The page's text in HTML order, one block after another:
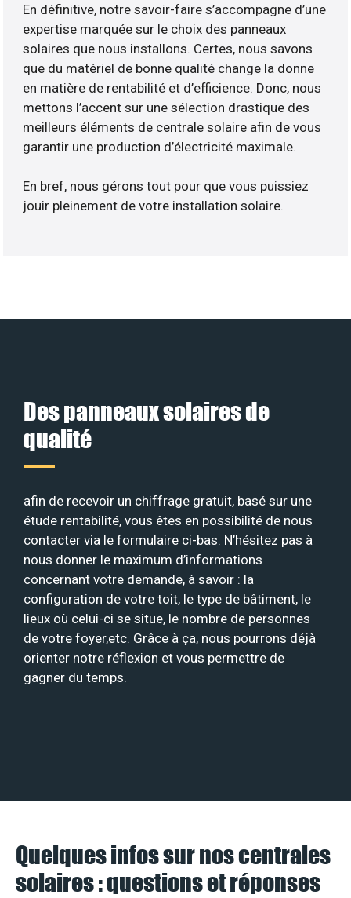
En définitive, notre savoir-faire s’accompagne d’une
expertise marquée sur le choix des panneaux
solaires que nous installons. Certes, nous savons
que du matériel de bonne qualité change la donne
en matière de rentabilité et d’efficience. Donc, nous
mettons l’accent sur une sélection drastique des
meilleurs éléments de centrale solaire afin de vous
garantir une production d’électricité maximale.
En bref, nous gérons tout pour que vous puissiez
jouir pleinement de votre installation solaire.
Des panneaux solaires de
qualité
afin de recevoir un chiffrage gratuit, basé sur une
étude rentabilité, vous êtes en possibilité de nous
contacter via le formulaire ci-bas. N’hésitez pas à
nous donner le maximum d’informations
concernant votre demande, à savoir : la
configuration de votre toit, le type de bâtiment, le
lieux où celui-ci se situe, le nombre de personnes
de votre foyer,etc. Grâce à ça, nous pourrons déjà
orienter notre réflexion et vous permettre de
gagner du temps.
Quelques infos sur nos centrales
solaires : questions et réponses